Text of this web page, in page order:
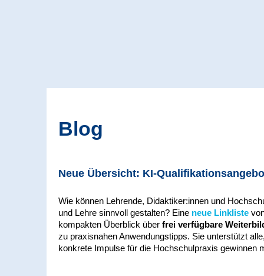
Blog
Neue Übersicht: KI-
Wie können Lehrende, Didaktiker:innen und
und Lehre sinnvoll gestalten? Eine neue Linkliste
kompakten Überblick über frei verfügbare
zu praxisnahen Anwendungstipps. Sie unterstützt
konkrete Impulse für die Hochschulpraxis gewinnen